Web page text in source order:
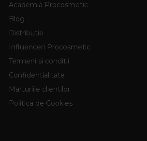
Academia Procosmetic
Blog
Distributie
Influenceri Procosmetic
Termeni si conditii
Confidentialitate
Marturiile clientilor
Politica de Cookies